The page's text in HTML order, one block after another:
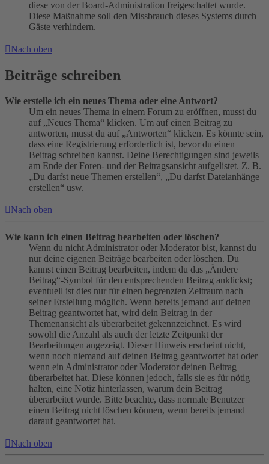
diese von der Board-Administration freigeschaltet wurde.
Diese Maßnahme soll den Missbrauch dieses Systems durch
Gäste verhindern.
Nach oben
Beiträge schreiben
Wie erstelle ich ein neues Thema oder eine Antwort?
Um ein neues Thema in einem Forum zu eröffnen, musst du
auf „Neues Thema“ klicken. Um auf einen Beitrag zu
antworten, musst du auf „Antworten“ klicken. Es könnte sein,
dass eine Registrierung erforderlich ist, bevor du einen
Beitrag schreiben kannst. Deine Berechtigungen sind jeweils
am Ende der Foren- und der Beitragsansicht aufgelistet. Z. B.
„Du darfst neue Themen erstellen“, „Du darfst Dateianhänge
erstellen“ usw.
Nach oben
Wie kann ich einen Beitrag bearbeiten oder löschen?
Wenn du nicht Administrator oder Moderator bist, kannst du
nur deine eigenen Beiträge bearbeiten oder löschen. Du
kannst einen Beitrag bearbeiten, indem du das „Ändere
Beitrag“-Symbol für den entsprechenden Beitrag anklickst;
eventuell ist dies nur für einen begrenzten Zeitraum nach
seiner Erstellung möglich. Wenn bereits jemand auf deinen
Beitrag geantwortet hat, wird dein Beitrag in der
Themenansicht als überarbeitet gekennzeichnet. Es wird
sowohl die Anzahl als auch der letzte Zeitpunkt der
Bearbeitungen angezeigt. Dieser Hinweis erscheint nicht,
wenn noch niemand auf deinen Beitrag geantwortet hat oder
wenn ein Administrator oder Moderator deinen Beitrag
überarbeitet hat. Diese können jedoch, falls sie es für nötig
halten, eine Notiz hinterlassen, warum dein Beitrag
überarbeitet wurde. Bitte beachte, dass normale Benutzer
einen Beitrag nicht löschen können, wenn bereits jemand
darauf geantwortet hat.
Nach oben